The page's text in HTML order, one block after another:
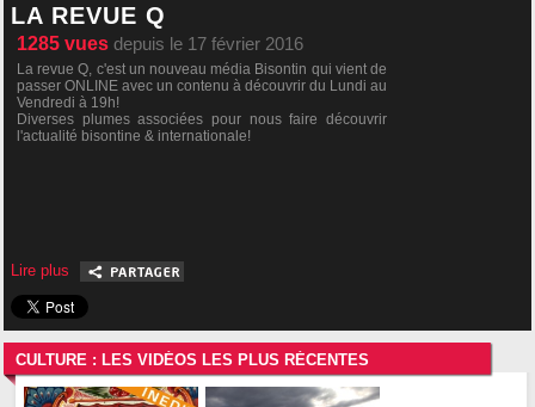
LA REVUE Q
1285 vues depuis le 17 février 2016
La revue Q, c'est un nouveau média Bisontin qui vient de
passer ONLINE avec un contenu à découvrir du Lundi au
Vendredi à 19h!
Diverses plumes associées pour nous faire découvrir
l'actualité bisontine & internationale!
Lire plus
CULTURE : LES VIDÉOS LES PLUS RÉCENTES